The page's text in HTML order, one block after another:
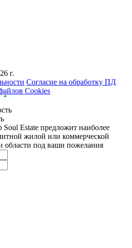
г.
Согласие на обработку ПД
Cookies
Soul Estate предложит наиболее
жилой или коммерческой
под ваши пожелания